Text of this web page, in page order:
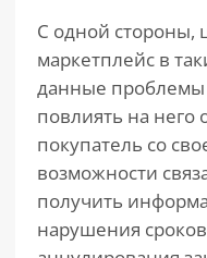
С одной
маркетплейс в
данные проблемы
повлиять на него
покупатель со
возможности
получить
нарушения